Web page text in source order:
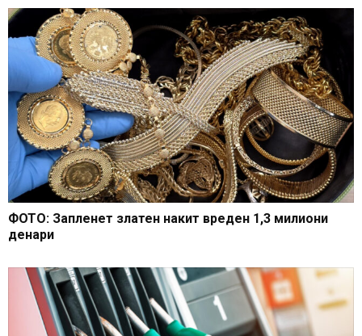
ФОТО: Запленет златен накит вреден 1,3 милиони
денари